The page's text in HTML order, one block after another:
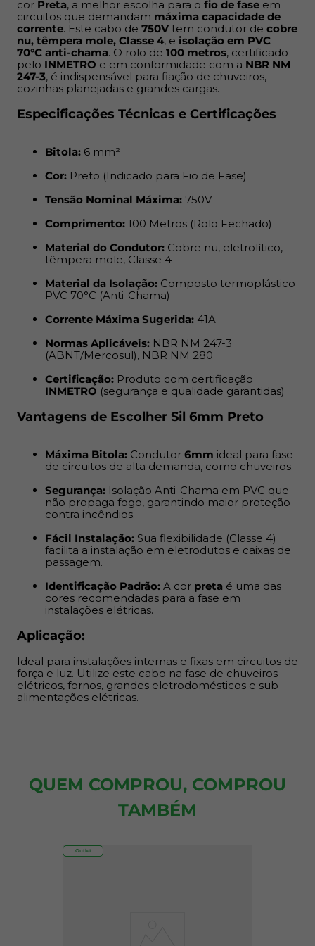
Material do Condutor:Cobre nu, eletrolítico,
têmpera mole, Classe 4
Material da Isolação: Composto termoplástico PVC
70°C (Anti-Chama)
Corrente Máxima Sugerida:
(ABNT/Mercosul), NBR NM 280
Certificação: Produto com certificaçãoINMETRO
(segurança e qualidade garantidas)
Vantagens de Escolher Sil 6mm Preto
circuitos de alta demanda, como chuveiros.
Segurança: Isolação Anti-Chama em PVC que não
propaga fogo, garantindo maior proteção contra
incêndios.
Fácil Instalação:Sua flexibilidade (Classe 4) facilita
a instalação em eletrodutos e caixas de passagem.
Aplicação:
Ideal para instalações internas e fixas em circuitos de
força e luz. Utilize este cabo na fase de chuveiros
elétricos, fornos, grandes eletrodomésticos e sub-
alimentações elétricas.
cor Preta, a melhor escolha para o fio de fase em
circuitos que demandam máxima capacidade de
corrente. Este cabo de 750V tem condutor de cobre
nu, têmpera mole, Classe 4, e isolação em PVC
70°C anti-chama. O rolo de 100 metros, certificado
pelo INMETRO e em conformidade com a NBR NM
247-3, é indispensável para fiação de chuveiros,
cozinhas planejadas e grandes cargas.
Especificações Técnicas e Certificações
Bitola: 6 mm²
Cor: Preto (Indicado para Fio de Fase)
Tensão Nominal Máxima: 750V
Comprimento: 100 Metros (Rolo Fechado)
Material do Condutor: Cobre nu, eletrolítico,
têmpera mole, Classe 4
Material da Isolação: Composto termoplástico
PVC 70°C (Anti-Chama)
Corrente Máxima Sugerida: 41A
Normas Aplicáveis: NBR NM 247-3
(ABNT/Mercosul), NBR NM 280
Certificação: Produto com certificação
INMETRO (segurança e qualidade garantidas)
Vantagens de Escolher Sil 6mm Preto
Máxima Bitola: Condutor 6mm ideal para fase
de circuitos de alta demanda, como chuveiros.
Segurança: Isolação Anti-Chama em PVC que
não propaga fogo, garantindo maior proteção
contra incêndios.
Fácil Instalação: Sua flexibilidade (Classe 4)
facilita a instalação em eletrodutos e caixas de
passagem.
Identificação Padrão: A cor preta é uma das
cores recomendadas para a fase em
instalações elétricas.
Aplicação:
Ideal para instalações internas e fixas em circuitos de
força e luz. Utilize este cabo na fase de chuveiros
elétricos, fornos, grandes eletrodomésticos e sub-
alimentações elétricas.
QUEM COMPROU, COMPROU
TAMBÉM
Outlet